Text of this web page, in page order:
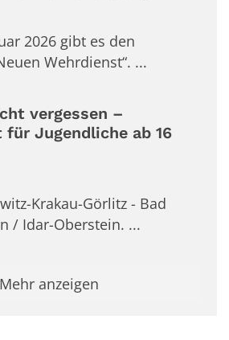
2026 gibt es den
Wehrdienst“. ...
vergessen –
Jugendliche ab 16
Krakau-Görlitz - Bad
/ Idar-Oberstein. ...
Mehr anzeigen